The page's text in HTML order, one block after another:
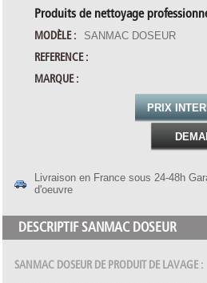
Produits de nettoyage
MODÈLE : SANMAC DOSEUR
REFERENCE :
MARQUE :
PRIX
Livraison en France sous 24-48h
d'oeuvre
DESCRIPTIF SANMAC DOSEUR
SANMAC DOSEUR DE PRODUIT DE LAVAGE :